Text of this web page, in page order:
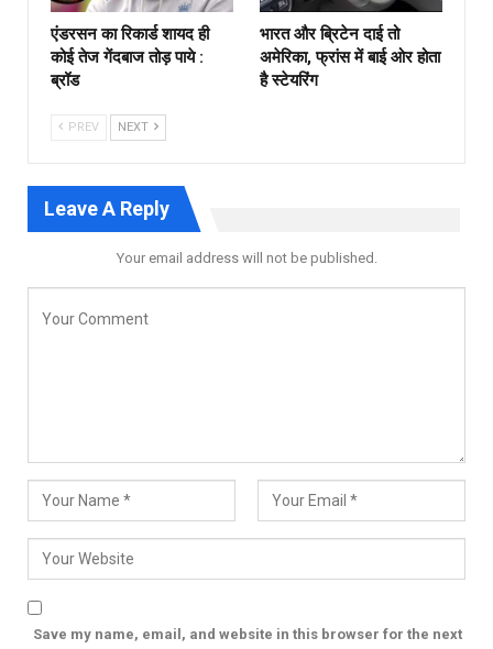
एंडरसन का रिकार्ड शायद ही
कोई तेज गेंदबाज तोड़ पाये :
ब्रॉड
भारत और ब्रिटेन दाई तो
अमेरिका, फ्रांस में बाई ओर होता
है स्टेयरिंग
PREV NEXT
Leave A Reply
Your email address will not be published.
Save my name, email, and website in this browser for the next